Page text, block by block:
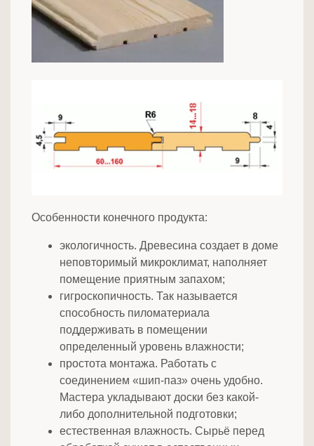
Особенности конечного продукта:
экологичность. Древесина создает в доме
неповторимый микроклимат, наполняет
помещение приятным запахом;
гигроскопичность. Так называется
способность пиломатериала
поддерживать в помещении
определенный уровень влажности;
простота монтажа. Работать с
соединением «шип-паз» очень удобно.
Мастера укладывают доски без какой-
либо дополнительной подготовки;
естественная влажность. Сырьё перед